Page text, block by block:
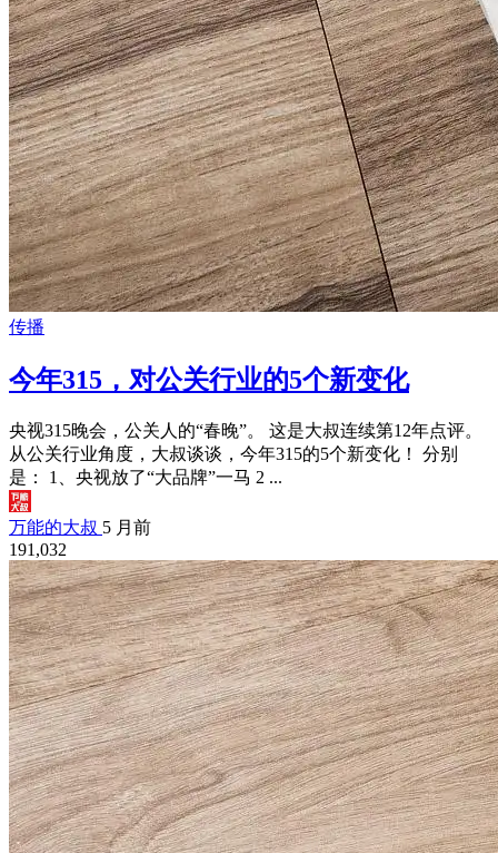
传播
今年315，对公关行业的5个新变化
央视315晚会，公关人的“春晚”。 这是大叔连续第12年点评。
从公关行业角度，大叔谈谈，今年315的5个新变化！ 分别
是： 1、央视放了“大品牌”一马 2 ...
万能的大叔 5 月前
191,032